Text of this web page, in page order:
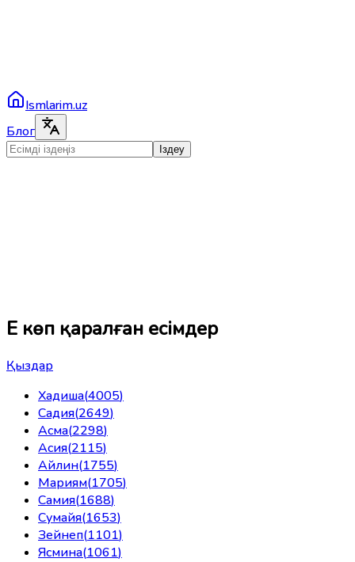
Ismlarim.uz
Блог
Іздеу
Ең көп қаралған есімдер
Қыздар
Хадиша(4005)
Садия(2649)
Асма(2298)
Асия(2115)
Айлин(1755)
Мариям(1705)
Самия(1688)
Сумайя(1653)
Зейнеп(1101)
Ясмина(1061)